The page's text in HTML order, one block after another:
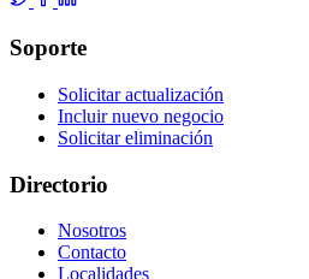
Soporte
Solicitar actualización
Incluir nuevo negocio
Solicitar eliminación
Directorio
Nosotros
Contacto
Localidades